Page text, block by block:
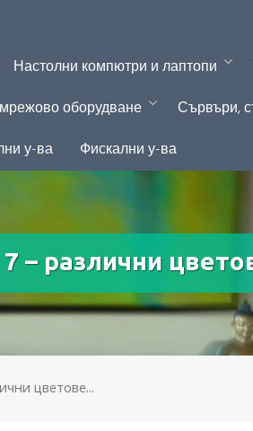
Настолни компютри и лаптопи
оборудване
Сървъри,
у-ва
Фискални у-ва
– различни
цветове...